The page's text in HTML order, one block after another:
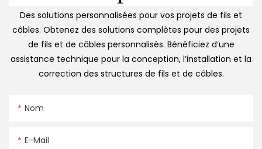
Des solutions personnalisées pour vos projets de fils et
câbles. Obtenez des solutions complètes pour des projets
de fils et de câbles personnalisés. Bénéficiez d’une
assistance technique pour la conception, l’installation et la
correction des structures de fils et de câbles.
Nom
E-Mail